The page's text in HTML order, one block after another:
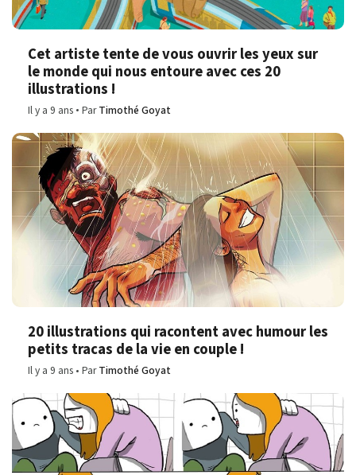
Cet artiste tente de vous ouvrir les yeux sur
le monde qui nous entoure avec ces 20
illustrations !
Il y a 9 ans ParTimothé Goyat
20 illustrations qui racontent avec humour les
petits tracas de la vie en couple !
Il y a 9 ans ParTimothé Goyat